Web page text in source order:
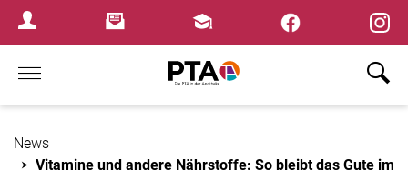
Login MenuNewsletterFortbildungen
Home
News
Vitamine und andere Nährstoffe: So bleibt das Gute im
×